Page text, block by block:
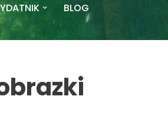
BLOG